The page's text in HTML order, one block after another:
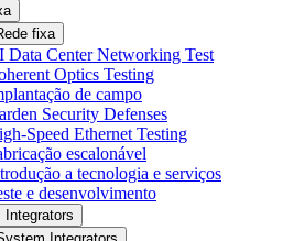
fixa
Data Center Networking Test
Optics Testing
de campo
Security Defenses
Speed Ethernet Testing
escalonável
a tecnologia e serviços
e desenvolvimento
Integrators